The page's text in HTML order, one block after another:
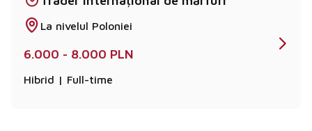
La nivelul Poloniei
6.000 - 8.000 PLN
Hibrid | Full-time